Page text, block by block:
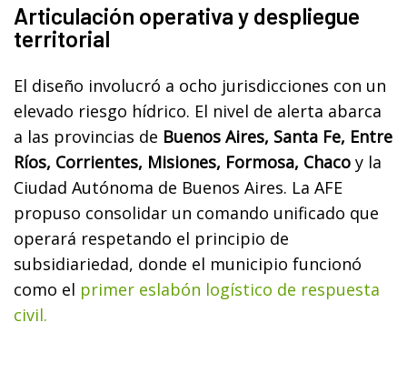
Articulación operativa y despliegue
territorial
El diseño involucró a ocho jurisdicciones con un
elevado riesgo hídrico. El nivel de alerta abarca
a las provincias de Buenos Aires, Santa Fe, Entre
Ríos, Corrientes, Misiones, Formosa, Chaco y la
Ciudad Autónoma de Buenos Aires. La AFE
propuso consolidar un comando unificado que
operará respetando el principio de
subsidiariedad, donde el municipio funcionó
como el primer eslabón logístico de respuesta
civil.